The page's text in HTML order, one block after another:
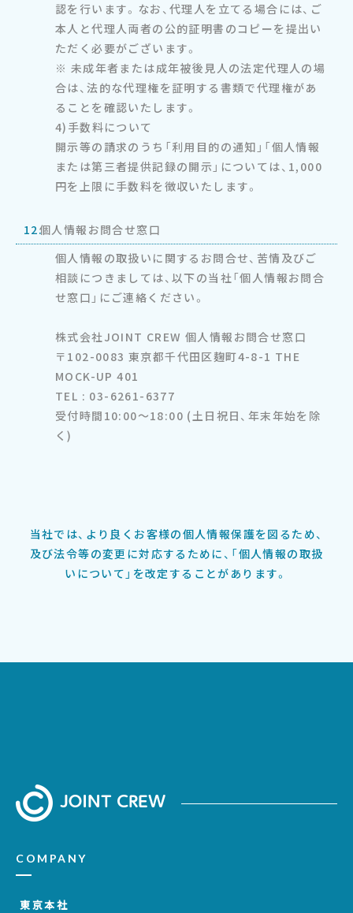
認を行います。なお、代理人を立てる場合には、ご
本人と代理人両者の公的証明書のコピーを提出い
ただく必要がございます。
※ 未成年者または成年被後見人の法定代理人の場
合は、法的な代理権を証明する書類で代理権があ
ることを確認いたします。
4)手数料について
開示等の請求のうち「利用目的の通知」「個人情報
または第三者提供記録の開示」については、1,000
円を上限に手数料を徴収いたします。
12.個人情報お問合せ窓口
個人情報の取扱いに関するお問合せ、苦情及びご
相談につきましては、以下の当社「個人情報お問合
せ窓口」にご連絡ください。
株式会社JOINT CREW 個人情報お問合せ窓口
〒102-0083 東京都千代田区麹町4-8-1 THE
MOCK-UP 401
TEL : 03-6261-6377
受付時間10:00～18:00 (土日祝日、年末年始を除
く)
当社では、より良くお客様の個人情報保護を図るため、
及び法令等の変更に対応するために、「個人情報の取扱
いについて」を改定することがあります。
COMPANY
東京本社